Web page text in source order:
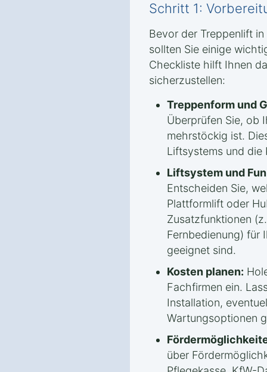
Schritt 1:
Bevor der Treppenlift
sollten Sie einige
Checkliste hilft Ihnen
sicherzustellen:
Treppenform und
Überprüfen Sie, ob
mehrstöckig ist.
Liftsystems und die
Liftsystem und
Entscheiden Sie,
Plattformlift oder
Zusatzfunktionen
Fernbedienung) für
geeignet sind.
Kosten planen:
Fachfirmen ein.
Installation,
Wartungsoptionen
über